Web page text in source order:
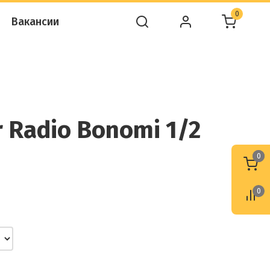
Вакансии
0
Bonomi 1/2
0
0
0